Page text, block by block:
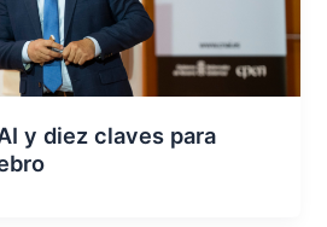
y diez claves para